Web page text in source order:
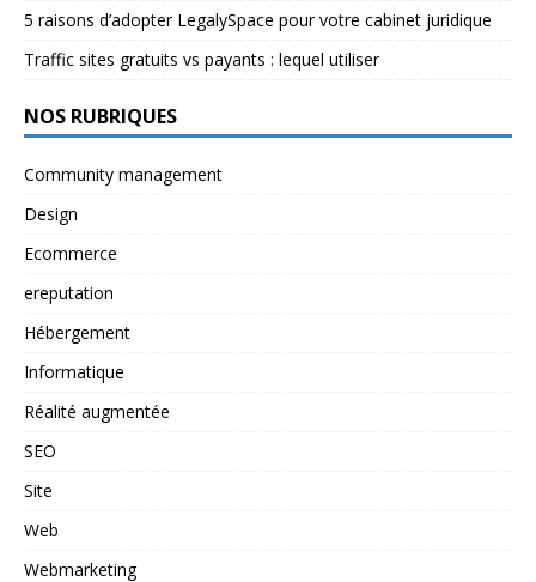
5 raisons d’adopter LegalySpace pour votre cabinet juridique
Traffic sites gratuits vs payants : lequel utiliser
NOS RUBRIQUES
Community management
Design
Ecommerce
ereputation
Hébergement
Informatique
Réalité augmentée
SEO
Site
Web
Webmarketing